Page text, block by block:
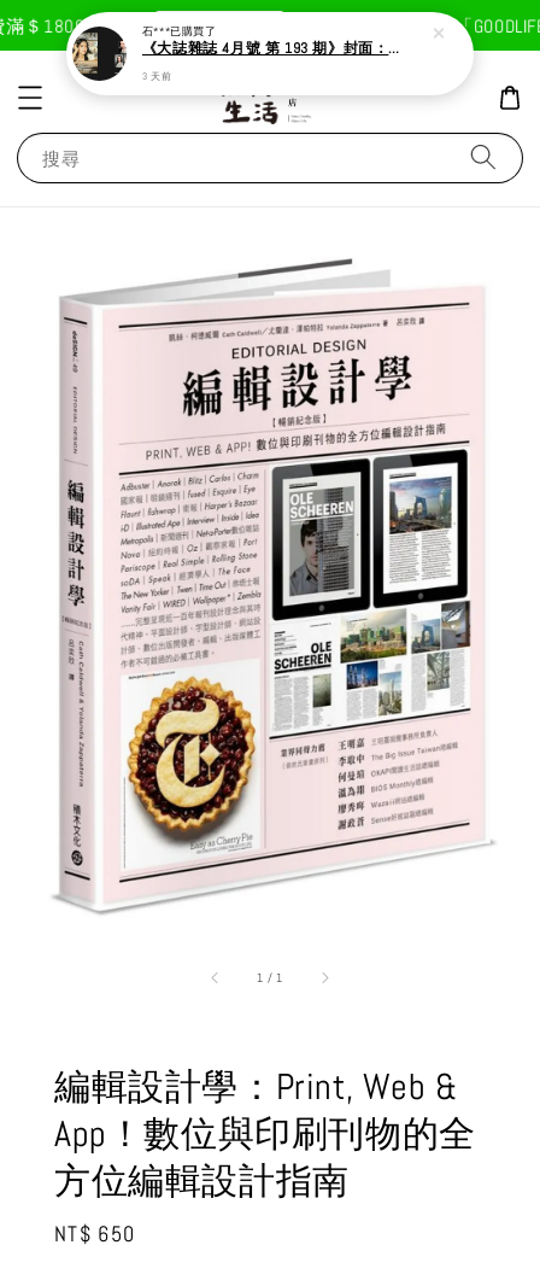
1800免運費 現在去購物！ 首次註冊輸入折扣碼「GOODLIFE
搜尋
1 / 1
編輯設計學：Print, Web &
App！數位與印刷刊物的全
方位編輯設計指南
Regular
NT$ 650
石***已購買了
《大誌雜誌 4月號 第 193 期》封面：Solar 頌樂
3 天前